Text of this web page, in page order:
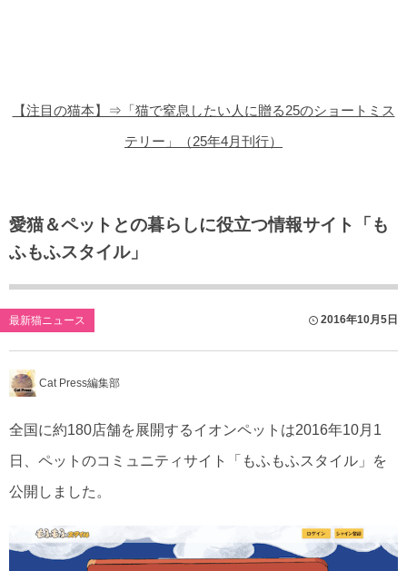
【注目の猫本】⇒「猫で窒息したい人に贈る25のショートミス
テリー」（25年4月刊行）
愛猫＆ペットとの暮らしに役立つ情報サイト「も
ふもふスタイル」
最新猫ニュース 2016年10月5日
Cat Press編集部
全国に約180店舗を展開するイオンペットは2016年10月1
日、ペットのコミュニティサイト「もふもふスタイル」を
公開しました。
猫のゲーム・アプリ
猫のフリー写真素材